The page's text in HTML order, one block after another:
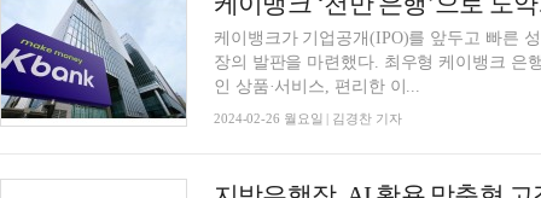
케이뱅크가 기업공개(IPO)를 앞두고 빠른
장의 발판을 마련했다. 최우형 케이뱅크 은
인 상품·서비스, 편리한 이...
2024-02-26 월요일 | 김경찬 기자